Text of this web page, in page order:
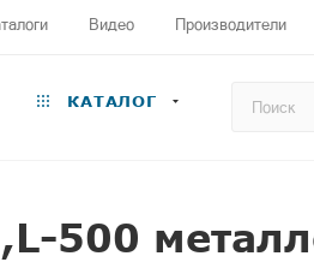
Видео Производители
КАТАЛОГ
500